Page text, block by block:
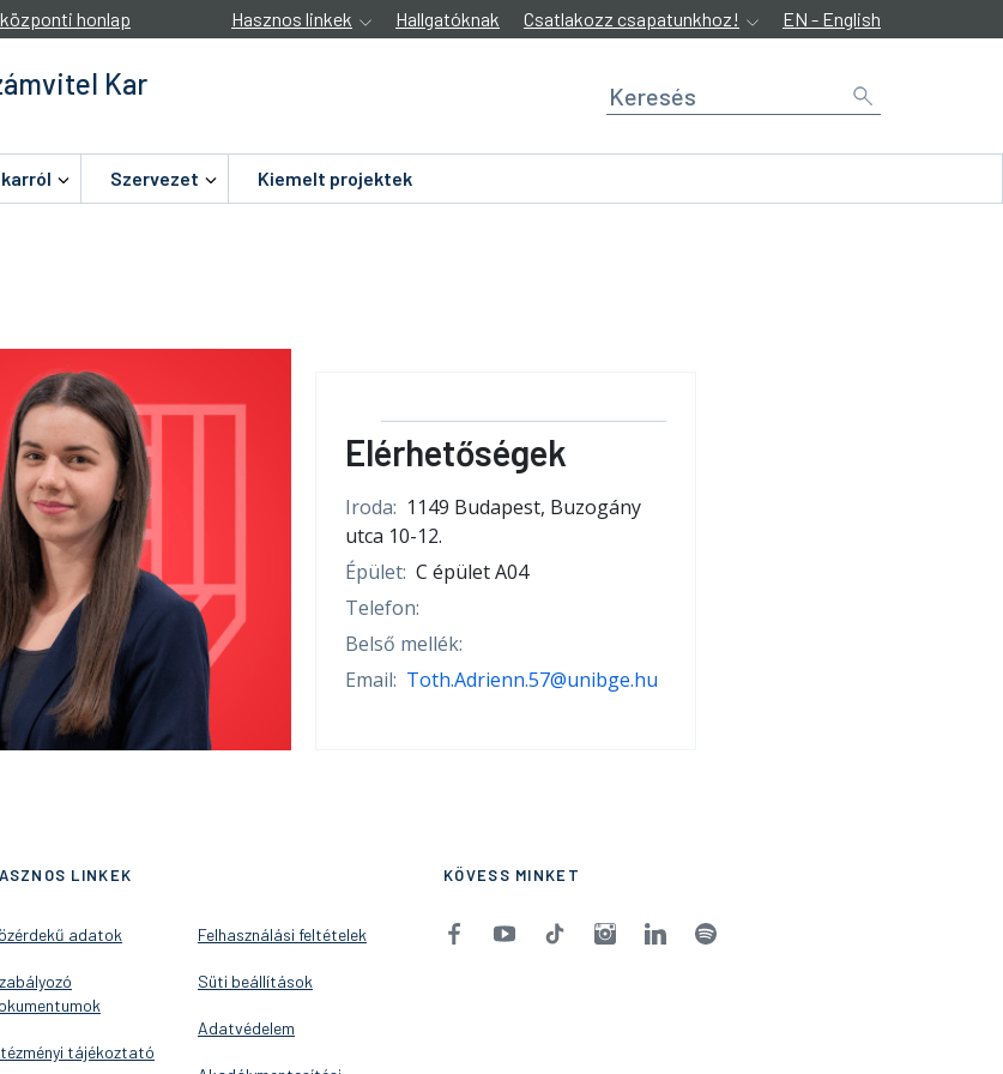
központi honlap Hasznos linkek Hallgatóknak Csatlakozz csapatunkhoz! EN - English
Kar
karról Szervezet Kiemelt projektek
Elérhetőségek
Iroda: 1149 Budapest, Buzogány
utca 10-12.
Épület: C épület A04
Telefon:
Belső mellék:
Email: Toth.Adrienn.57@unibge.hu
LINKEK
adatok
tájékoztató
Felhasználási feltételek
Süti beállítások
Adatvédelem
KÖVESS MINKET